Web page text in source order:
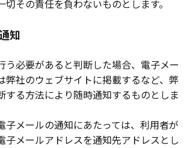
切その責任を負わないものとします。
知
う必要があると判断した場合、電子メー
弊社のウェブサイトに掲載するなど、弊
する方法により随時通知するものとしま
子メールの通知にあたっては、利用者が
子メールアドレスを通知先アドレスとし